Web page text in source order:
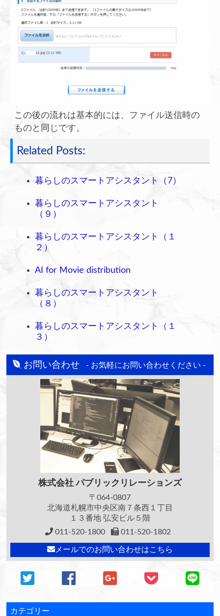
この後の流れは基本的には、ファイル送信時の
ものと同じです。
Related Posts:
暮らしのスマートアシスタント（7）
暮らしのスマートアシスタント
（９）
暮らしのスマートアシスタント（１
２）
AI for Movie distribution
暮らしのスマートアシスタント
（８）
暮らしのスマートアシスタント（１
３）
お問い合わせ - お気軽にお問い合わせください -
株式会社パブリックリレーションズ
〒064-0807
北海道札幌市中央区南７条西１丁目
１３番地 弘安ビル５階
011-520-1800
011-520-1802
メールでのお問い合わせはこちら
カテゴリー